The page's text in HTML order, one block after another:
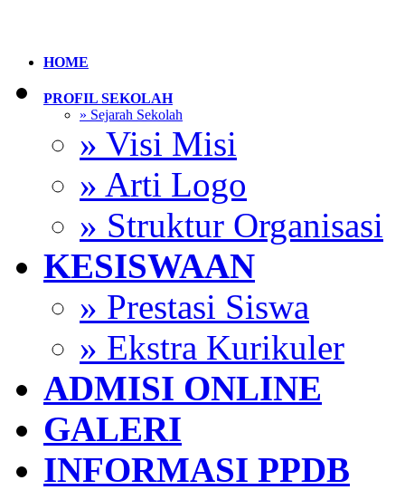
HOME
PROFIL SEKOLAH
» Sejarah Sekolah
» Visi Misi
» Arti Logo
» Struktur Organisasi
KESISWAAN
» Prestasi Siswa
» Ekstra Kurikuler
ADMISI ONLINE
GALERI
INFORMASI PPDB